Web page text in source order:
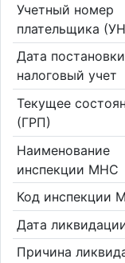
Учетный номер
плательщика
Дата
налоговый учет
Текущее
(ГРП)
Наименование
инспекции МНС
Код инспекции
Дата
Причина